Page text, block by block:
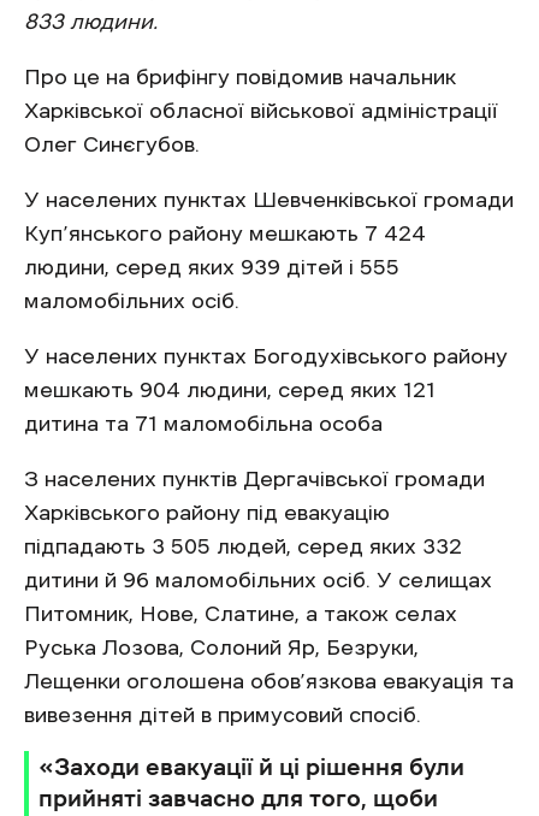
833 людини.
Про це на брифінгу повідомив начальник
Харківської обласної військової адміністрації
Олег Синєгубов.
У населених пунктах Шевченківської громади
Куп’янського району мешкають 7 424
людини, серед яких 939 дітей і 555
маломобільних осіб.
У населених пунктах Богодухівського району
мешкають 904 людини, серед яких 121
дитина та 71 маломобільна особа
З населених пунктів Дергачівської громади
Харківського району під евакуацію
підпадають 3 505 людей, серед яких 332
дитини й 96 маломобільних осіб. У селищах
Питомник, Нове, Слатине, а також селах
Руська Лозова, Солоний Яр, Безруки,
Лещенки оголошена обов’язкова евакуація та
вивезення дітей в примусовий спосіб.
«Заходи евакуації й ці рішення були
прийняті завчасно для того, щоби